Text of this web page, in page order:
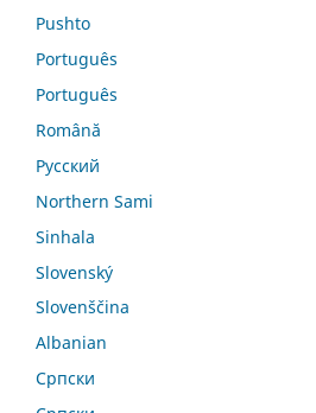
Pushto
Português
Português
Română
Русский
Northern Sami
Sinhala
Slovenský
Slovenščina
Albanian
Српски